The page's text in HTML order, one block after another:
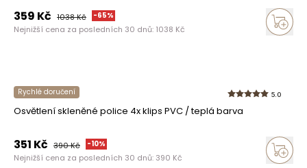
359 Kč 1038Kč -65%
Nejnižší cena za posledních 30 dnů: 1038 Kč
Rychlé doručení 5.0
Osvětlení skleněné police 4x klips PVC / teplá barva
351 Kč 390Kč -10%
Nejnižší cena za posledních 30 dnů: 390 Kč